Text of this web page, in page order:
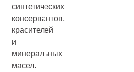
синтетических
консервантов,
красителей
и
минеральных
масел.